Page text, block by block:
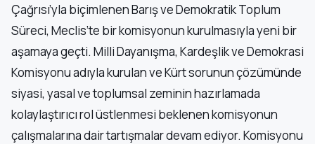
Çağrısı’yla biçimlenen Barış ve Demokratik Toplum
Süreci, Meclis’te bir komisyonun kurulmasıyla yeni bir
aşamaya geçti. Milli Dayanışma, Kardeşlik ve Demokrasi
Komisyonu adıyla kurulan ve Kürt sorunun çözümünde
siyasi, yasal ve toplumsal zeminin hazırlamada
kolaylaştırıcı rol üstlenmesi beklenen komisyonun
çalışmalarına dair tartışmalar devam ediyor. Komisyonu